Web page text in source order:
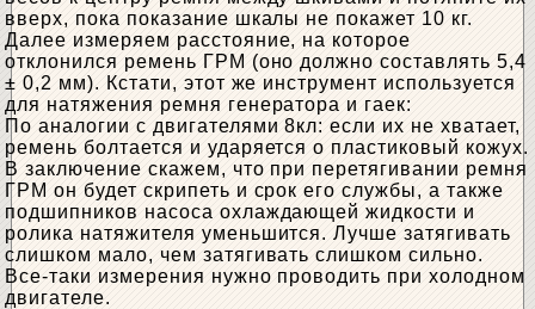
вверх, пока показание шкалы не покажет 10 кг.
Далее измеряем расстояние, на которое
отклонился ремень ГРМ (оно должно составлять 5,4
± 0,2 мм). Кстати, этот же инструмент используется
для натяжения ремня генератора и гаек:
По аналогии с двигателями 8кл: если их не хватает,
ремень болтается и ударяется о пластиковый кожух.
В заключение скажем, что при перетягивании ремня
ГРМ он будет скрипеть и срок его службы, а также
подшипников насоса охлаждающей жидкости и
ролика натяжителя уменьшится. Лучше затягивать
слишком мало, чем затягивать слишком сильно.
Все-таки измерения нужно проводить при холодном
двигателе.